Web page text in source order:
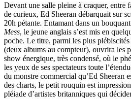
Devant une salle pleine à craquer, entre
de curieux, Ed Sheeran débarquait sur
20h pétante. Entamant dans un
Mess, le jeune anglais s’est mis en
poche. Le titre, parmi les plus
(deux albums au compteur), ouvrira les
show énergique, très condensé, où le
les yeux de ses spectateurs toute
du monstre commercial qu’Ed Sheeran
des charts, le petit rouquin est
pléiade d’artistes britanniques qui